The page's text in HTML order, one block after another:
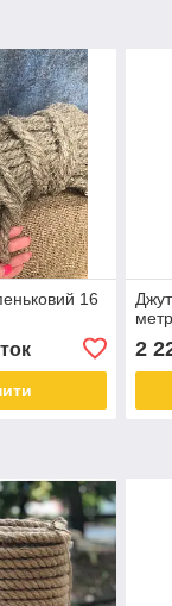
16
2